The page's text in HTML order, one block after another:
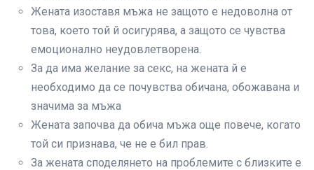
Жената изоставя мъжа не защото е недоволна от
това, което той й осигурява, а защото се чувства
емоционално неудовлетворена.
За да има желание за секс, на жената й е
необходимо да се почувства обичана, обожавана и
значима за мъжа
Жената започва да обича мъжа още повече, когато
той си признава, че не е бил прав.
За жената споделянето на проблемите с близките е